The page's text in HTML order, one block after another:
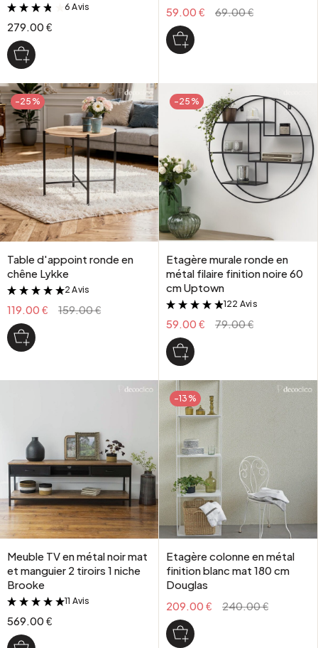
&
6 Avis
279.00 €
59.00 €
69.00 €
-25%
Table d'appoint ronde en
chêne Lykke
&
2 Avis
119.00 € 159.00 €
-25%
Etagère murale ronde en
métal filaire finition noire 60
cm Uptown
&
122 Avis
59.00 € 79.00 €
Meuble TV en métal noir mat
et manguier 2 tiroirs 1 niche
Brooke
&
11 Avis
569.00 €
-13%
Etagère colonne en métal
finition blanc mat 180 cm
Douglas
209.00 €
240.00 €